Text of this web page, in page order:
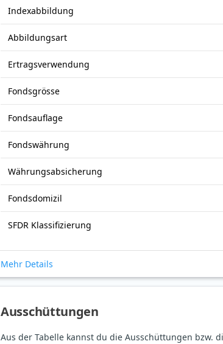
Index­abbildung
Abbildungs­art
Ertrags­verwendung
Fonds­grösse
Fonds­auflage
Fonds­währung
Währungsabsicherung
Fondsdomizil
SFDR Klassifizierung
Mehr Details
Ausschüttungen
Aus der Tabelle kannst du die Ausschüttungen bzw.